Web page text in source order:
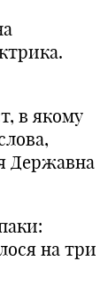
в якому
Державна
на три